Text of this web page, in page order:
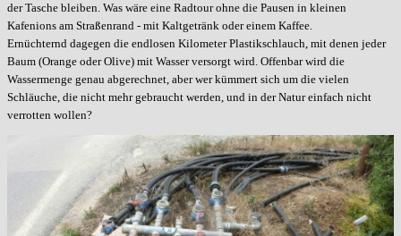
der Tasche bleiben. Was wäre eine Radtour ohne die Pausen in kleinen
Kafenions am Straßenrand - mit Kaltgetränk oder einem Kaffee.
Ernüchternd dagegen die endlosen Kilometer Plastikschlauch, mit denen jeder
Baum (Orange oder Olive) mit Wasser versorgt wird. Offenbar wird die
Wassermenge genau abgerechnet, aber wer kümmert sich um die vielen
Schläuche, die nicht mehr gebraucht werden, und in der Natur einfach nicht
verrotten wollen?